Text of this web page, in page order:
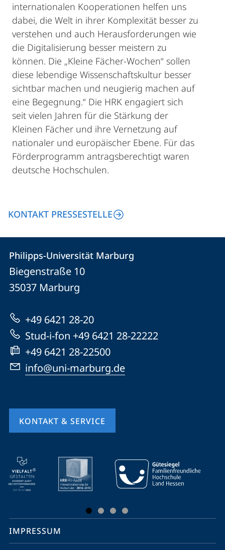
internationalen Kooperationen helfen uns
dabei, die Welt in ihrer Komplexität besser zu
verstehen und auch Herausforderungen wie
die Digitalisierung besser meistern zu
können. Die „Kleine Fächer-Wochen“ sollen
diese lebendige Wissenschaftskultur besser
sichtbar machen und neugierig machen auf
eine Begegnung.“ Die HRK engagiert sich
seit vielen Jahren für die Stärkung der
Kleinen Fächer und ihre Vernetzung auf
nationaler und europäischer Ebene. Für das
Förderprogramm antragsberechtigt waren
deutsche Hochschulen.
KONTAKT PRESSESTELLE
Kontakt
und
Informationen
zur
Website
Kontaktinformationen
Philipps-
Universität
Philipps-Universität Marburg
Biegenstraße 10
35037 Marburg
+49 6421 28-20
Stud-i-fon +49 6421 28-22222
+49 6421 28-22500
info@uni-marburg.de
KONTAKT & SERVICE
Mobile-
Service-
Navigation
Social
Media
IMPRESSUM